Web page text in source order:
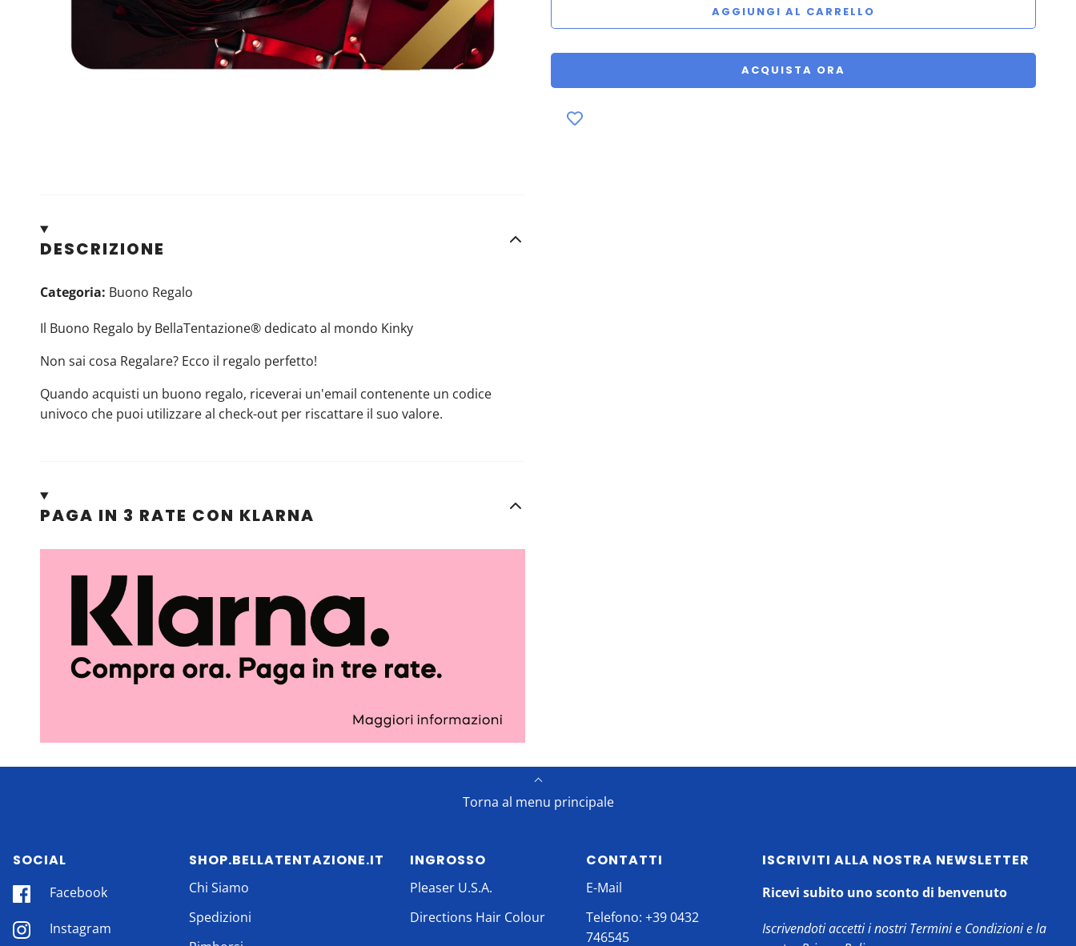
AGGIUNGI AL CARRELLO
ACQUISTA ORA
DESCRIZIONE
Categoria: Buono Regalo
Il Buono Regalo by BellaTentazione® dedicato al mondo Kinky
Non sai cosa Regalare? Ecco il regalo perfetto!
Quando acquisti un buono regalo, riceverai un'email contenente un codice
univoco che puoi utilizzare al check-out per riscattare il suo valore.
PAGA IN 3 RATE CON KLARNA
Torna al menu principale
SOCIAL
Facebook
Instagram
SHOP.BELLATENTAZIONE.IT
Chi Siamo
Spedizioni
INGROSSO
Pleaser U.S.A.
Directions Hair Colour
CONTATTI
E-Mail
Telefono: +39 0432
746545
ISCRIVITI ALLA NOSTRA NEWSLETTER
Ricevi subito uno sconto di benvenuto
Iscrivendoti accetti i nostri Termini e Condizioni e la